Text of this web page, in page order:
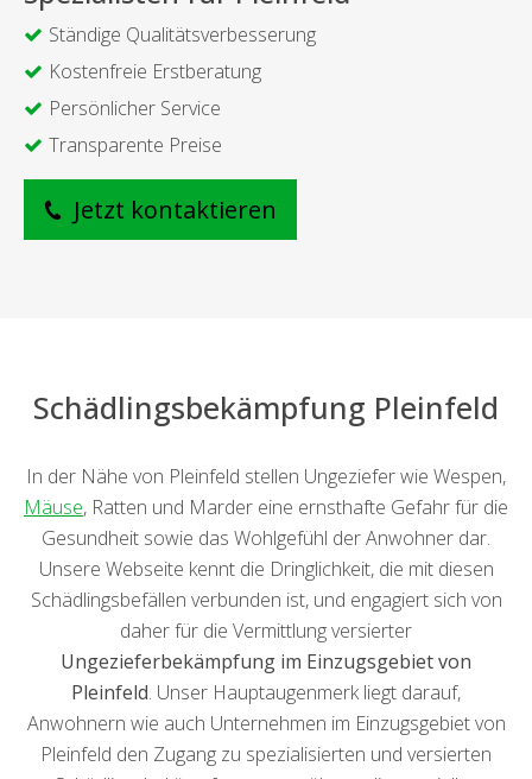
Ständige Qualitätsverbesserung
Kostenfreie Erstberatung
Persönlicher Service
Transparente Preise
Jetzt kontaktieren
Schädlingsbekämpfung Pleinfeld
In der Nähe von Pleinfeld stellen Ungeziefer wie Wespen,
Mäuse, Ratten und Marder eine ernsthafte Gefahr für die
Gesundheit sowie das Wohlgefühl der Anwohner dar.
Unsere Webseite kennt die Dringlichkeit, die mit diesen
Schädlingsbefällen verbunden ist, und engagiert sich von
daher für die Vermittlung versierter
Ungezieferbekämpfung im Einzugsgebiet von
Pleinfeld. Unser Hauptaugenmerk liegt darauf,
Anwohnern wie auch Unternehmen im Einzugsgebiet von
Pleinfeld den Zugang zu spezialisierten und versierten